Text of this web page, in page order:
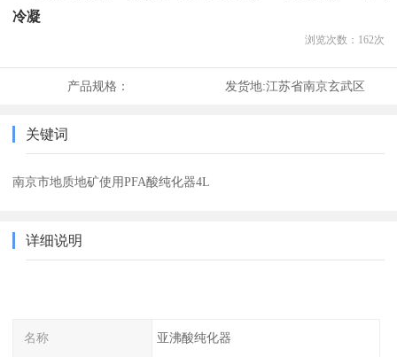
冷凝
浏览次数： 162次
产品规格： 发货地:江苏省南京玄武区
关键词
南京市地质地矿使用PFA酸纯化器4L
详细说明
名称 亚沸酸纯化器